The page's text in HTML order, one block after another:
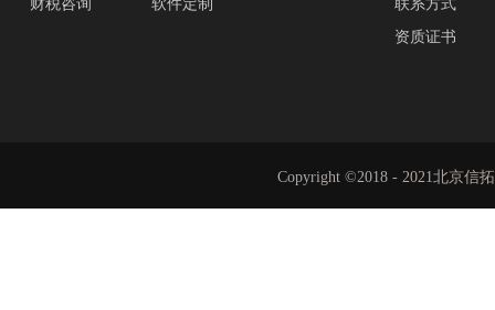
财税咨询 软件定制
联系方式
资质证书
Copyright ©2018 - 2021北京信